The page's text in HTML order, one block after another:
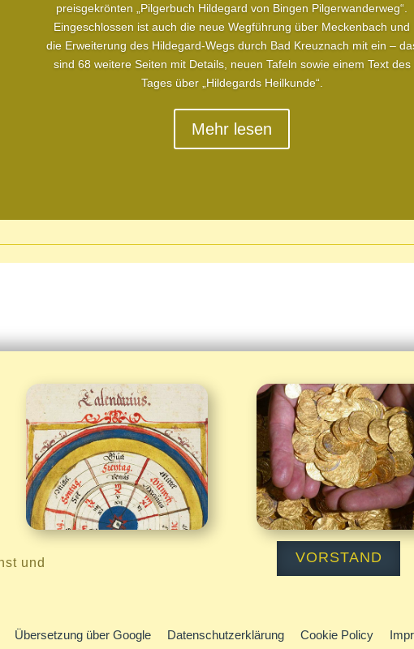
preisgekrönten „Pilgerbuch Hildegard von Bingen Pilgerwanderweg“.
Eingeschlossen ist auch die neue Wegführung über Meckenbach und
die Erweiterung des Hildegard-Wegs durch Bad Kreuznach mit ein –
sind 68 weitere Seiten mit Details, neuen Tafeln sowie einem Text des
Tages über „Hildegards Heilkunde“.
Mehr lesen

Kalender

Spenden
und
VORSTAND
Übersetzung über Google Datenschutzerklärung Cookie Policy